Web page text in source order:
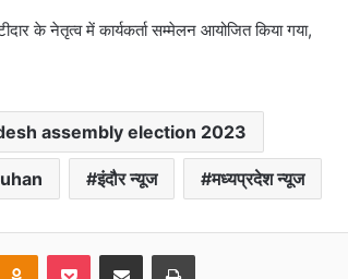
के नेतृत्व में कार्यकर्ता सम्मेलन आयोजित किया गया,
assembly election 2023
इंदौर न्यूज मध्यप्रदेश न्यूज
Odnoklassniki
Pocket Share via Email Print